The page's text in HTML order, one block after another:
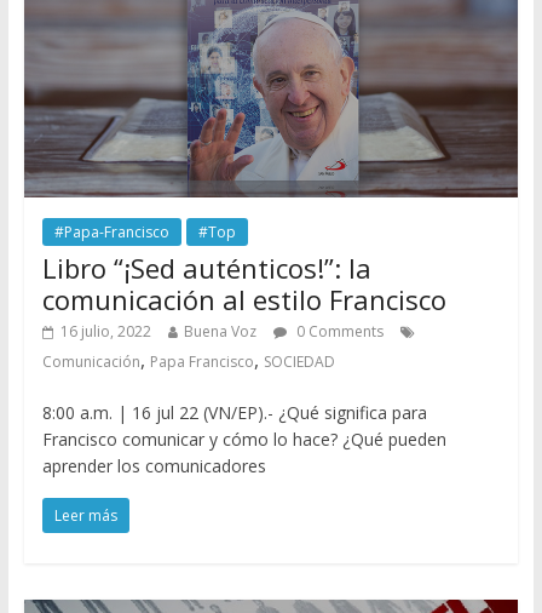
#Papa-Francisco #Top
Libro “¡Sed auténticos!”: la
comunicación al estilo Francisco
16 julio, 2022 Buena Voz
0 Comments
Comunicación, Papa Francisco, SOCIEDAD
8:00 a.m. | 16 jul 22 (VN/EP).- ¿Qué significa para
Francisco comunicar y cómo lo hace? ¿Qué pueden
aprender los comunicadores
Leer más